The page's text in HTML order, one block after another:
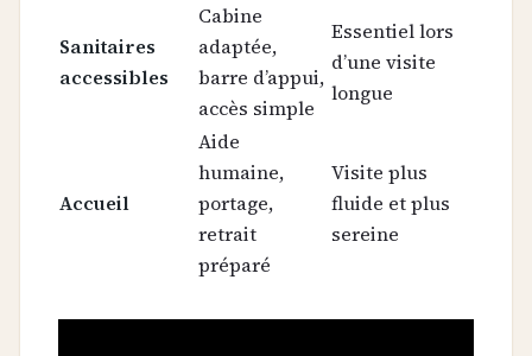
Sanitaires
accessibles
Cabine
adaptée,
barre d’appui,
accès simple
Essentiel lors
d’une visite
longue
Accueil
Aide
humaine,
portage,
retrait
préparé
Visite plus
fluide et plus
sereine